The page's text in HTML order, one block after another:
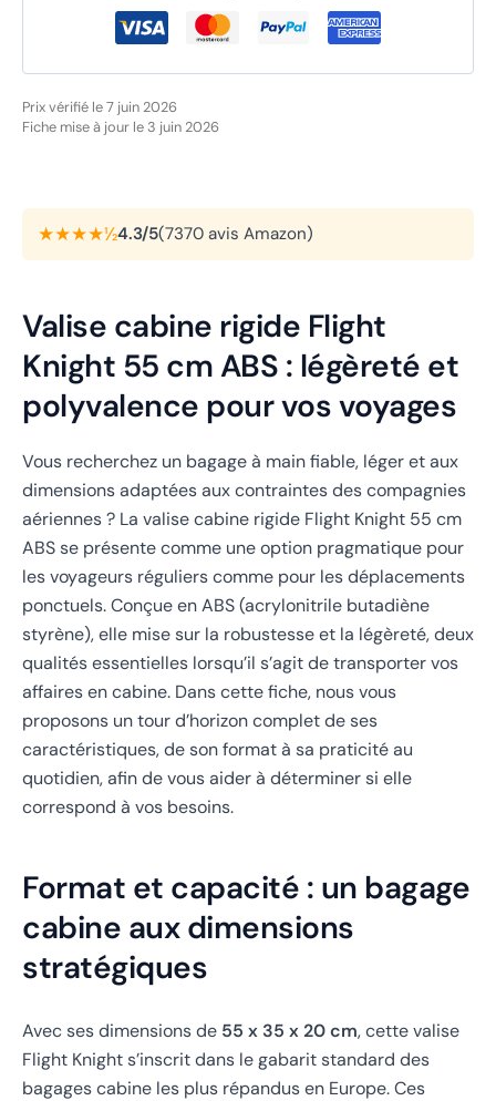
Prix vérifié le 7 juin 2026
Fiche mise à jour le 3 juin 2026
★★★★½4.3/5(7370 avis Amazon)
Valise cabine rigide Flight
Knight 55 cm ABS : légèreté et
polyvalence pour vos voyages
Vous recherchez un bagage à main fiable, léger et aux
dimensions adaptées aux contraintes des compagnies
aériennes ? La valise cabine rigide Flight Knight 55 cm
ABS se présente comme une option pragmatique pour
les voyageurs réguliers comme pour les déplacements
ponctuels. Conçue en ABS (acrylonitrile butadiène
styrène), elle mise sur la robustesse et la légèreté, deux
qualités essentielles lorsqu’il s’agit de transporter vos
affaires en cabine. Dans cette fiche, nous vous
proposons un tour d’horizon complet de ses
caractéristiques, de son format à sa praticité au
quotidien, afin de vous aider à déterminer si elle
correspond à vos besoins.
Format et capacité : un bagage
cabine aux dimensions
stratégiques
Avec ses dimensions de 55 x 35 x 20 cm, cette valise
Flight Knight s’inscrit dans le gabarit standard des
bagages cabine les plus répandus en Europe. Ces